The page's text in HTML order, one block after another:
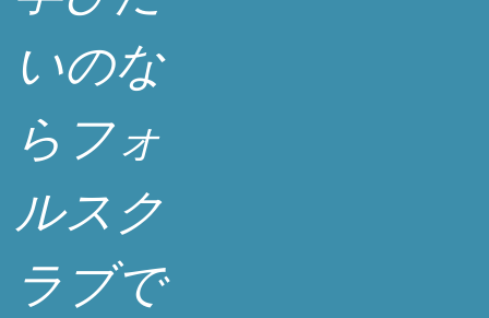
いのな
らフォ
ルスク
ラブで